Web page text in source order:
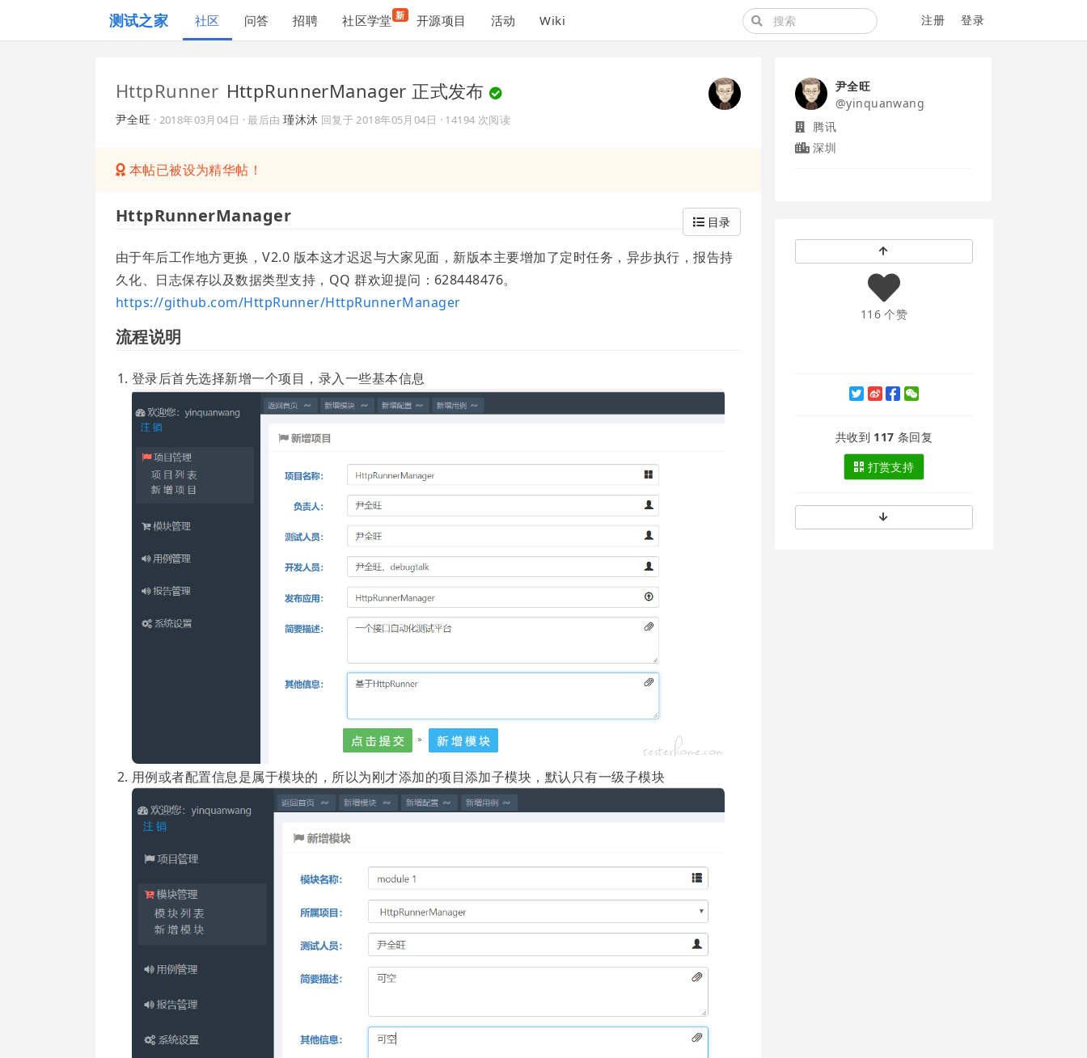
测试之家 社区 问答 招聘 社区学堂 新 开源项目 活动 Wiki 注册 登录
HttpRunner HttpRunnerManager 正式发布
尹全旺 · 2018年03月04日 · 最后由瑾沐沐 回复于2018年05月04日 · 14194 次阅读
本帖已被设为精华帖！
目录
HttpRunnerManager
由于年后工作地方更换，V2.0 版本这才迟迟与大家见面，新版本主要增加了定时任务，异步执行，报告持
久化、日志保存以及数据类型支持，QQ 群欢迎提问：628448476。
https://github.com/HttpRunner/HttpRunnerManager
流程说明
登录后首先选择新增一个项目，录入一些基本信息
用例或者配置信息是属于模块的，所以为刚才添加的项目添加子模块，默认只有一级子模块
尹全旺
@yinquanwang
腾讯
深圳
116 个赞
共收到 117 条回复
打赏支持